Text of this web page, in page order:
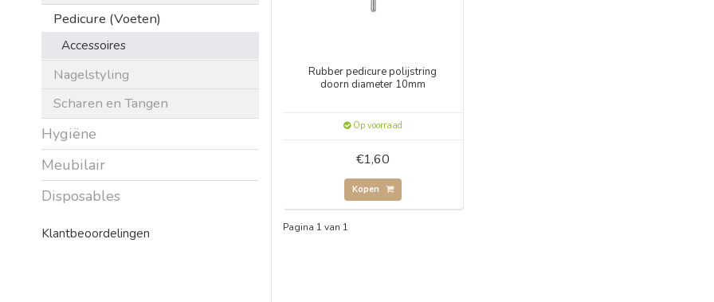
Pedicure (Voeten)
Accessoires
Nagelstyling
Scharen en Tangen
Hygiëne
Meubilair
Disposables
Klantbeoordelingen
Rubber pedicure polijstring
doorn diameter 10mm
Op voorraad
€1,60
Kopen
Pagina 1 van 1